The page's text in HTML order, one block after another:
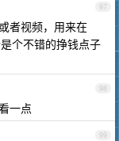
97
者视频，用来在
个不错的挣钱点子
98
一点
99